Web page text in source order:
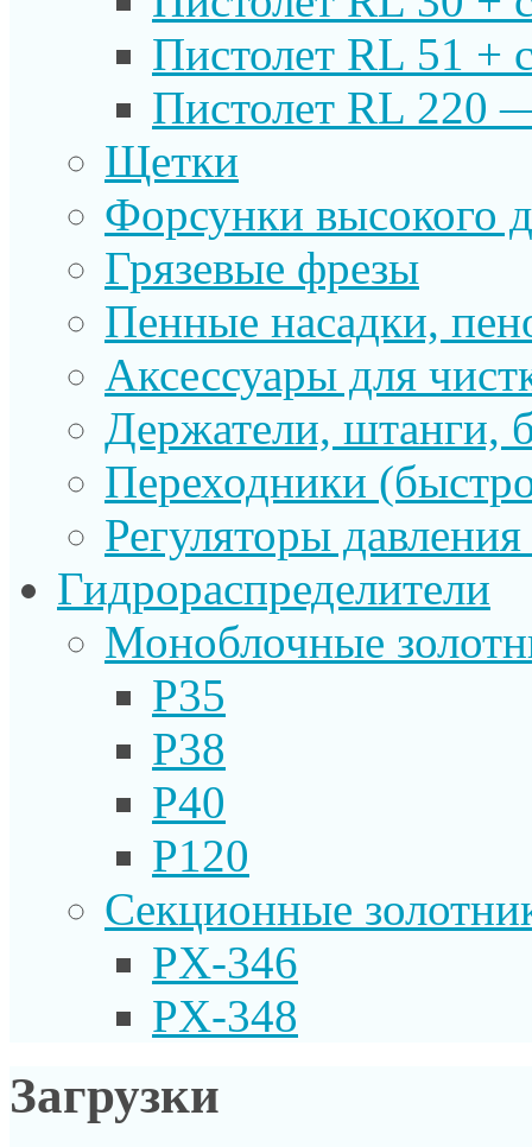
Пистолет RL 51 +
Пистолет RL 220
Щетки
Форсунки высокого
Грязевые фрезы
Пенные насадки,
Аксессуары для
Держатели, штанги,
Переходники
Регуляторы
Гидрораспределители
Моноблочные
P35
P38
P40
P120
Секционные
PX-346
PX-348
Загрузки